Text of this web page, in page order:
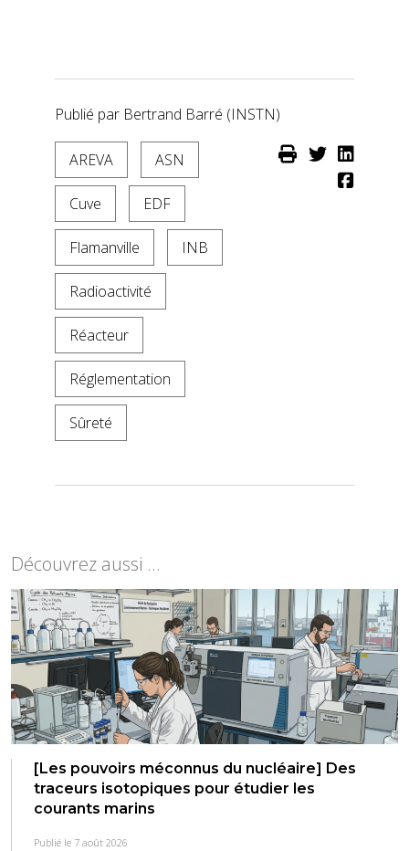
Publié par Bertrand Barré (INSTN)
AREVA ASN
Cuve EDF
Flamanville INB
Radioactivité
Réacteur
Réglementation
Sûreté
Découvrez aussi ...
[Les pouvoirs méconnus du nucléaire] Des
traceurs isotopiques pour étudier les
courants marins
Publié le 7 août 2026